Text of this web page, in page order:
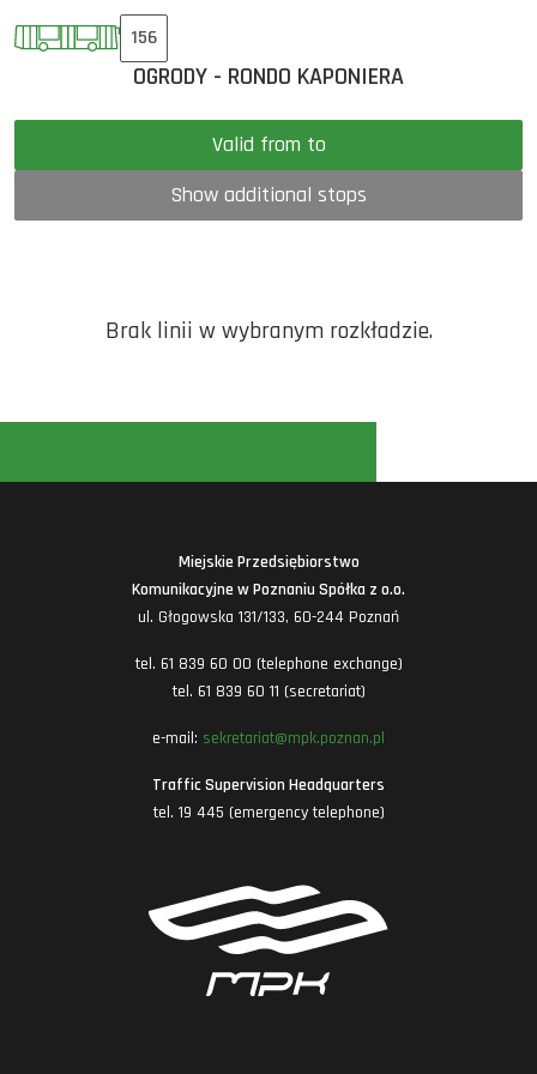
156
OGRODY - RONDO KAPONIERA
Valid from to
Show additional stops
Brak linii w wybranym rozkładzie.
Miejskie Przedsiębiorstwo
Komunikacyjne w Poznaniu Spółka z o.o.
ul. Głogowska 131/133, 60-244 Poznań
tel. 61 839 60 00 (telephone exchange)
tel. 61 839 60 11 (secretariat)
e-mail: sekretariat@mpk.poznan.pl
Traffic Supervision Headquarters
tel. 19 445 (emergency telephone)